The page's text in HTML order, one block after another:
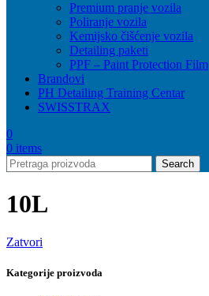
Premium pranje vozila
Poliranje vozila
Kemijsko čišćenje vozila
Detailing paketi
PPF – Paint Protection Film
Brandovi
PH Detailing Training Centar
SWISSTRAX
0
0 items
Search
10L
Zatvori
Kategorije proizvoda